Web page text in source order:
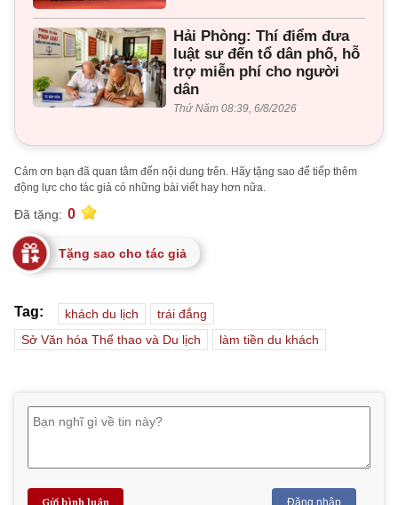
Hải Phòng: Thí điểm đưa
luật sư đến tổ dân phố, hỗ
trợ miễn phí cho người
dân
Thứ Năm 08:39, 6/8/2026
Cảm ơn bạn đã quan tâm đến nội dung trên. Hãy tặng sao để tiếp thêm
động lực cho tác giả có những bài viết hay hơn nữa.
Đã tặng: 0
Tặng sao cho tác giả
Tag: khách du lịch
trái đắng
Sở Văn hóa Thể thao và Du lịch
làm tiền du khách